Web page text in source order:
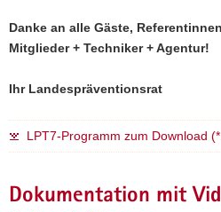
Danke an alle Gäste,
Mitglieder + Techniker + Agentur!
Ihr Landespräventionsrat
LPT7-Programm zum Download
Dokumentation mit